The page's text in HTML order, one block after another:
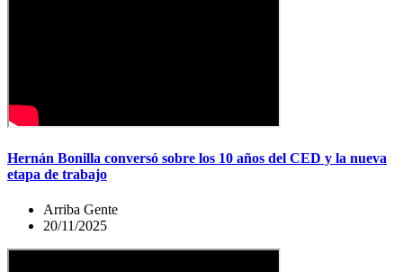
Hernán Bonilla conversó sobre los 10 años del CED y la nueva
etapa de trabajo
Arriba Gente
20/11/2025